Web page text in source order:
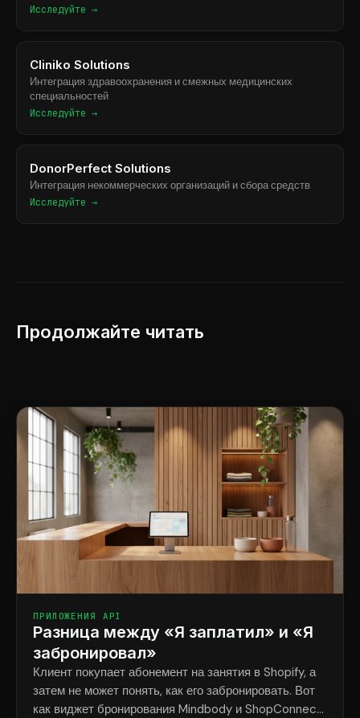
Исследуйте →
Cliniko Solutions
Интеграция здравоохранения и смежных медицинских
специальностей
Исследуйте →
DonorPerfect Solutions
Интеграция некоммерческих организаций и сбора средств
Исследуйте →
Продолжайте читать
ПРИЛОЖЕНИЯ API
Разница между «Я заплатил» и «Я
забронировал»
Клиент покупает абонемент на занятия в Shopify, а
затем не может понять, как его забронировать. Вот
как виджет бронирования Mindbody и ShopConnect